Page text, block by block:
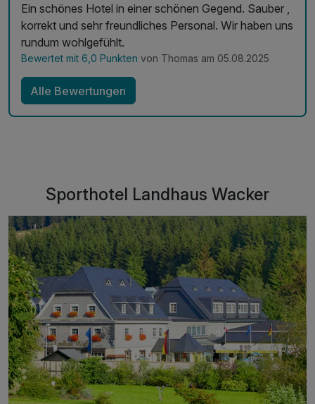
Ein schönes Hotel in einer schönen Gegend. Sauber ,
korrekt und sehr freundliches Personal. Wir haben uns
rundum wohlgefühlt.
Bewertet mit 6,0 Punkten von Thomas am 05.08.2025
Alle Bewertungen
Sporthotel Landhaus Wacker